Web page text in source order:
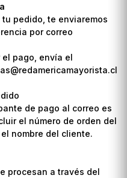
pedido, te enviaremos
por correo
pago, envía el
de pago al correo es
el número de orden del
nombre del cliente.
procesan a través del